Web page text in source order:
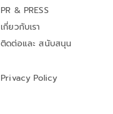
PR & PRESS
เกี่ยวกับเรา
ติดต่อและ สนับสนุน
Privacy Policy